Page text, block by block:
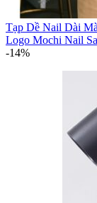
Tạp Dề Nail Dài
Logo Mochi Nail
-14%